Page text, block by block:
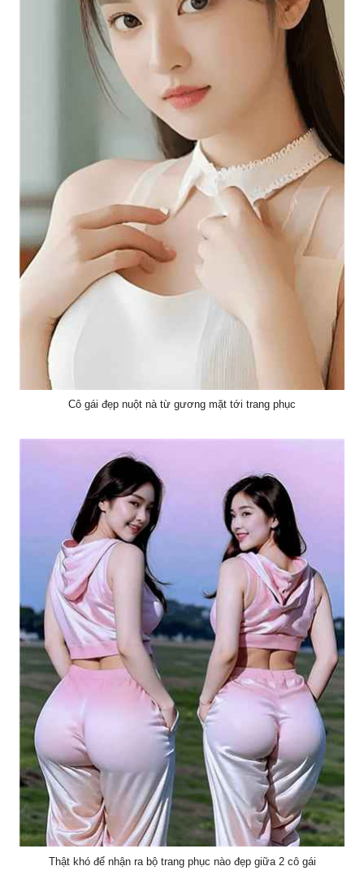
Cô gái đẹp nuột nà từ gương mặt tới trang phục
Thật khó để nhận ra bộ trang phục nào đẹp giữa 2 cô gái